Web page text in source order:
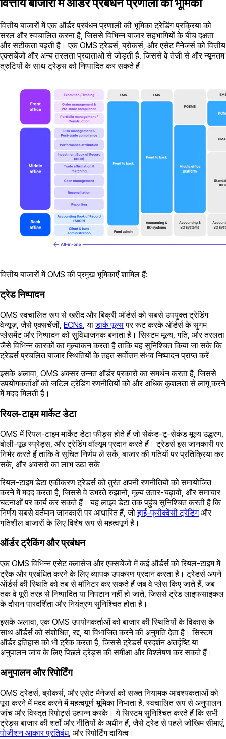
वित्तीय बाजारों में एक ऑर्डर प्रबंधन प्रणाली की भूमिका ट्रेडिंग प्रक्रिया को
सरल और स्वचालित करना है, जिससे विभिन्न बाजार सहभागियों के बीच दक्षता
और सटीकता बढ़ती है। एक OMS ट्रेडर्स, ब्रोकर्स, और एसेट मैनेजर्स को वित्तीय
एक्सचेंजों और अन्य तरलता प्रदाताओं से जोड़ती है, जिससे वे तेजी से और न्यूनतम
त्रुटियों के साथ ट्रेड्स को निष्पादित कर सकते हैं।
वित्तीय बाजारों में OMS की प्रमुख भूमिकाएँ शामिल हैं:
ट्रेड निष्पादन
OMS स्वचालित रूप से खरीद और बिक्री ऑर्डर्स को सबसे उपयुक्त ट्रेडिंग
वेन्यूज़, जैसे एक्सचेंजों, ECNs , याडार्क पूल्सपर रूट करके ऑर्डर्स के सुगम
प्लेसमेंट और निष्पादन को सुविधाजनक बनाता है। सिस्टम मूल्य, गति, और तरलता
जैसे विभिन्न कारकों का मूल्यांकन करता है ताकि यह सुनिश्चित किया जा सके कि
ट्रेडर्स प्रचलित बाजार स्थितियों के तहत सर्वोत्तम संभव निष्पादन प्राप्त करें।
इसके अलावा, OMS अक्सर उन्नत ऑर्डर प्रकारों का समर्थन करता है, जिससे
उपयोगकर्ताओं को जटिल ट्रेडिंग रणनीतियों को और अधिक कुशलता से लागू करने
में मदद मिलती है।
रियल-टाइम मार्केट डेटा
OMS में रियल-टाइम मार्केट डेटा फीड्स होते हैं जो सेकंड-टू-सेकंड मूल्य उद्धरण,
बोली-पूछ स्प्रेड्स, और ट्रेडिंग वॉल्यूम प्रदान करते हैं। ट्रेडर्स इस जानकारी पर
निर्भर करते हैं ताकि वे सूचित निर्णय ले सकें, बाजार की गतियों पर प्रतिक्रिया कर
सकें, और अवसरों का लाभ उठा सकें।
रियल-टाइम डेटा एकीकरण ट्रेडर्स को तुरंत अपनी रणनीतियों को समायोजित
करने में मदद करता है, जिससे वे उभरते रुझानों, मूल्य उतार-चढ़ावों, और समाचार
घटनाओं पर कार्य कर सकते हैं। यह लाइव डेटा तक पहुंच सुनिश्चित करती है कि
निर्णय सबसे वर्तमान जानकारी पर आधारित हैं, जोहाई-फ्रीक्वेंसी ट्रेडिंगऔर
गतिशील बाजारों के लिए विशेष रूप से महत्वपूर्ण है।
ऑर्डर ट्रैकिंग और प्रबंधन
एक OMS विभिन्न एसेट क्लासेज और एक्सचेंजों में कई ऑर्डर्स को रियल-टाइम में
ट्रैक और प्रबंधित करने के लिए व्यापक उपकरण प्रदान करता है। ट्रेडर्स अपने
ऑर्डर्स की स्थिति को तब से मॉनिटर कर सकते हैं जब वे प्लेस किए जाते हैं, जब
तक वे पूरी तरह से निष्पादित या निपटान नहीं हो जाते, जिससे ट्रेड लाइफसाइकल
के दौरान पारदर्शिता और नियंत्रण सुनिश्चित होता है।
इसके अलावा, एक OMS उपयोगकर्ताओं को बाजार की स्थितियों के विकास के
साथ ऑर्डर्स को संशोधित, रद्द, या विभाजित करने की अनुमति देता है। सिस्टम
ऑर्डर इतिहास को भी ट्रैक करता है, जिससे ट्रेडर्स प्रदर्शन अंतर्दृष्टि या
अनुपालन जांच के लिए पिछले ट्रेड्स की समीक्षा और विश्लेषण कर सकते हैं।
अनुपालन और रिपोर्टिंग
OMS ट्रेडर्स, ब्रोकर्स, और एसेट मैनेजर्स को सख्त नियामक आवश्यकताओं को
पूरा करने में मदद करने में महत्वपूर्ण भूमिका निभाता है, स्वचालित रूप से अनुपालन
जांच और विस्तृत रिपोर्ट्स उत्पन्न करके। ये सिस्टम सुनिश्चित करते हैं कि सभी
ट्रेड्स बाजार की शर्तों और नीतियों के अधीन हैं, जैसे ट्रेड से पहले जोखिम सीमाएं,
पोजीशन आकार प्रतिबंध, और रिपोर्टिंग दायित्व।